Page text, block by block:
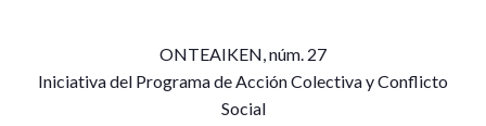
ONTEAIKEN, núm. 27
Iniciativa del Programa de Acción Colectiva y Conflicto
Social